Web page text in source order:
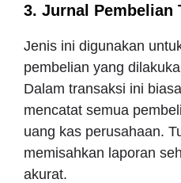
3. Jurnal Pembelian
Jenis ini digunakan
pembelian yang
Dalam transaksi ini
mencatat semua
uang kas perusahaan.
memisahkan laporan
akurat.